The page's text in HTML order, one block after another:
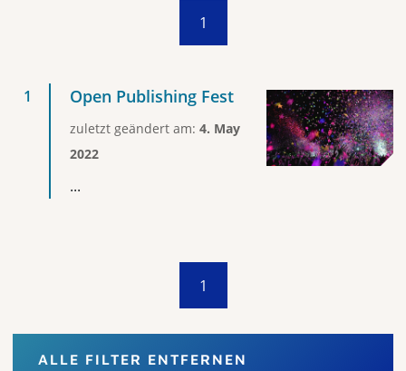
1
Open Publishing Fest
zuletzt geändert am: 4. May
2022
...
1
ALLE FILTER ENTFERNEN